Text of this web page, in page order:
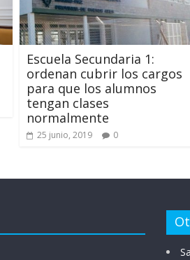
Escuela Secundaria 1:
ordenan cubrir los cargos
para que los alumnos
tengan clases
normalmente
25 junio, 2019 0